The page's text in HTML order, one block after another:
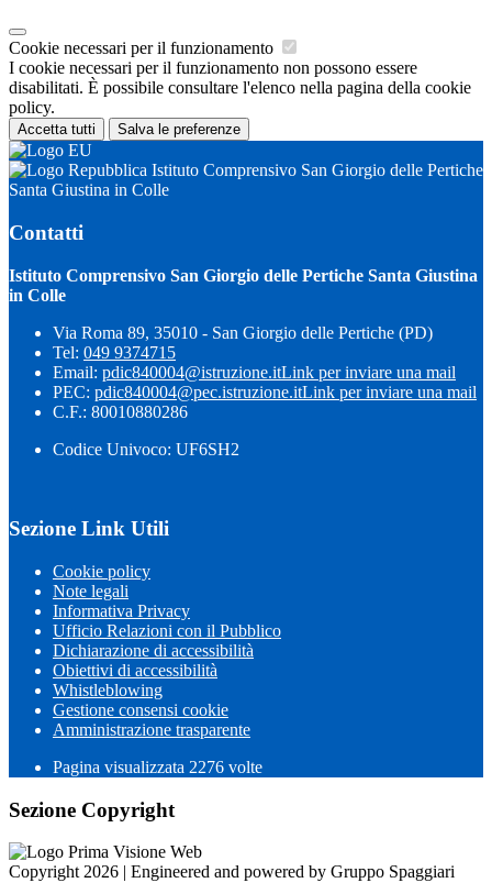
Cookie necessari per il funzionamento
I cookie necessari per il funzionamento non possono essere
disabilitati. È possibile consultare l'elenco nella pagina della cookie
policy.
Accetta tutti Salva le preferenze
Istituto Comprensivo San Giorgio delle Pertiche
Santa Giustina in Colle
Contatti
Istituto Comprensivo San Giorgio delle Pertiche Santa Giustina
in Colle
Via Roma 89, 35010 - San Giorgio delle Pertiche (PD)
Tel: 049 9374715
Email: pdic840004@istruzione.itLink per inviare una mail
PEC: pdic840004@pec.istruzione.itLink per inviare una mail
C.F.: 80010880286
Codice Univoco: UF6SH2
Sezione Link Utili
Cookie policy
Note legali
Informativa Privacy
Ufficio Relazioni con il Pubblico
Dichiarazione di accessibilità
Obiettivi di accessibilità
Whistleblowing
Gestione consensi cookie
Amministrazione trasparente
Pagina visualizzata 2276 volte
Sezione Copyright
Copyright 2026 | Engineered and powered by Gruppo Spaggiari